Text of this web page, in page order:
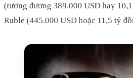
(tương đương 389.000 USD hay
Ruble (445.000 USD hoặc 11,5 tỷ